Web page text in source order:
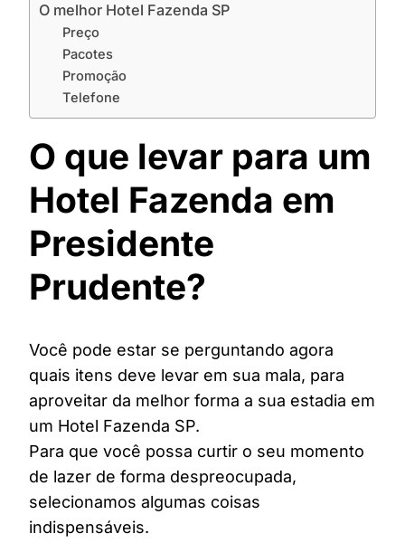
O melhor Hotel Fazenda SP
Preço
Pacotes
Promoção
Telefone
O que levar para um
Hotel Fazenda em
Presidente
Prudente?
Você pode estar se perguntando agora
quais itens deve levar em sua mala, para
aproveitar da melhor forma a sua estadia em
um Hotel Fazenda SP.
Para que você possa curtir o seu momento
de lazer de forma despreocupada,
selecionamos algumas coisas
indispensáveis.